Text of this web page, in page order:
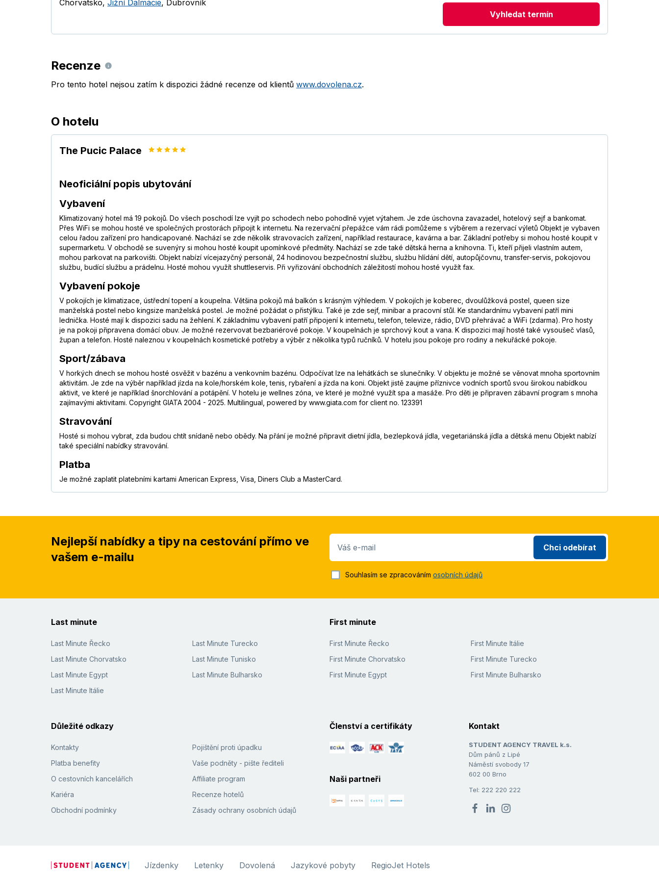
Chorvatsko, Jižní Dalmácie, Dubrovník
Vyhledat termín
Recenze
Pro tento hotel nejsou zatím k dispozici žádné recenze od klientů www.dovolena.cz.
O hotelu
The Pucic Palace
Neoficiální popis ubytování
Vybavení
Klimatizovaný hotel má 19 pokojů. Do všech poschodí lze vyjít po schodech nebo pohodlně vyjet výtahem. Je zde úschovna zavazadel, hotelový sejf a bankomat.
Přes WiFi se mohou hosté ve společných prostorách připojit k internetu. Na rezervační přepážce vám rádi pomůžeme s výběrem a rezervací výletů Objekt je vybaven
celou řadou zařízení pro handicapované. Nachází se zde několik stravovacích zařízení, například restaurace, kavárna a bar. Základní potřeby si mohou hosté koupit v
supermarketu. V obchodě se suvenýry si mohou hosté koupit upomínkové předměty. Nachází se zde také dětská herna a knihovna. Ti, kteří přijeli vlastním autem,
mohou parkovat na parkovišti. Objekt nabízí vícejazyčný personál, 24 hodinovou bezpečnostní službu, službu hlídání dětí, autopůjčovnu, transfer-servis, pokojovou
službu, budící službu a prádelnu. Hosté mohou využít shuttleservis. Při vyřizování obchodních záležitostí mohou hosté využít fax.
Vybavení pokoje
V pokojích je klimatizace, ústřední topení a koupelna. Většina pokojů má balkón s krásným výhledem. V pokojích je koberec, dvoulůžková postel, queen size
manželská postel nebo kingsize manželská postel. Je možné požádat o přistýlku. Také je zde sejf, minibar a pracovní stůl. Ke standardnímu vybavení patří mini
lednička. Hosté mají k dispozici sadu na žehlení. K základnímu vybavení patří připojení k internetu, telefon, televize, rádio, DVD přehrávač a WiFi (zdarma). Pro hosty
je na pokoji připravena domácí obuv. Je možné rezervovat bezbariérové pokoje. V koupelnách je sprchový kout a vana. K dispozici mají hosté také vysoušeč vlasů,
župan a telefon. Hosté naleznou v koupelnách kosmetické potřeby a výběr z několika typů ručníků. V hotelu jsou pokoje pro rodiny a nekuřácké pokoje.
Sport/zábava
V horkých dnech se mohou hosté osvěžit v bazénu a venkovním bazénu. Odpočívat lze na lehátkách se slunečníky. V objektu je možné se věnovat mnoha sportovním
aktivitám. Je zde na výběr například jízda na kole/horském kole, tenis, rybaření a jízda na koni. Objekt jistě zaujme příznivce vodních sportů svou širokou nabídkou
aktivit, ve které je například šnorchlování a potápění. V hotelu je wellnes zóna, ve které je možné využít spa a masáže. Pro děti je připraven zábavní program s mnoha
zajímavými aktivitami. Copyright GIATA 2004 - 2025. Multilingual, powered by www.giata.com for client no. 123391
Stravování
Hosté si mohou vybrat, zda budou chtít snídaně nebo obědy. Na přání je možné připravit dietní jídla, bezlepková jídla, vegetariánská jídla a dětská menu Objekt nabízí
také speciální nabídky stravování.
Platba
Je možné zaplatit platebními kartami American Express, Visa, Diners Club a MasterCard.
Nejlepší nabídky a tipy na cestování přímo ve
vašem e-mailu
Váš e-mail Chci odebírat
Souhlasím se zpracováním osobních údajů
Last minute
Last Minute Řecko
Last Minute Chorvatsko
Last Minute Egypt
Last Minute Itálie
Last Minute Turecko
Last Minute Tunisko
Last Minute Bulharsko
First minute
First Minute Řecko
First Minute Chorvatsko
First Minute Egypt
First Minute Itálie
First Minute Turecko
First Minute Bulharsko
Důležité odkazy
Kontakty
Platba benefity
O cestovních kancelářích
Kariéra
Obchodní podmínky
Pojištění proti úpadku
Vaše podněty - pište řediteli
Affiliate program
Recenze hotelů
Zásady ochrany osobních údajů
Členství a certifikáty
Naši partneři
Kontakt
STUDENT AGENCY TRAVEL k.s.
Dům pánů z Lipé
Náměstí svobody 17
602 00 Brno
Tel: 222 220 222
Jízdenky Letenky Dovolená Jazykové pobyty RegioJet Hotels